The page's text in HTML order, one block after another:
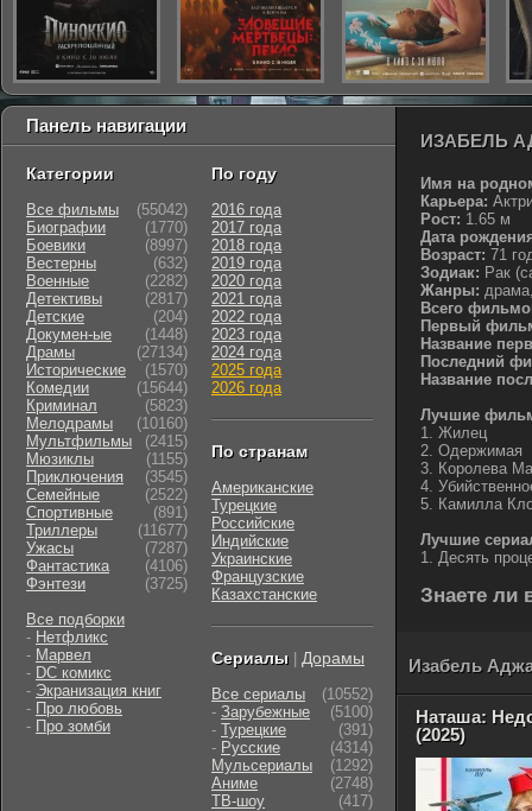
ИЗАБЕЛЬ
Имя на
Карьера:
Рост: 1.65 м
Дата
Возраст: 71
Зодиак: Рак
Жанры:
Всего
Первый
Название
Последний
Название
Лучшие
1. Жилец
2. Одержимая
3. Королева
4.
5. Камилла
Лучшие
1. Десять
Знаете ли
Изабель
Наташа:
(2025)
Панель навигации
Категории
Все фильмы
(55042)
Биографии
(1770)
Боевики
(8997)
Вестерны
(632)
Военные
(2282)
Детективы
(2817)
Детские
(204)
Докумен-ые
(1448)
Драмы
(27134)
Исторические
(1570)
Комедии
(15644)
Криминал
(5823)
Мелодрамы
(10160)
Мультфильмы
(2415)
Мюзиклы
(1155)
Приключения
(3545)
Семейные
(2522)
Cпортивные
(891)
Триллеры
(11677)
Ужасы
(7287)
Фантастика
(4106)
Фэнтези
(3725)
Все подборки
- Нетфликс
- Марвел
- DC комикс
- Экранизация книг
- Про любовь
- Про зомби
По году
2016 года
2017 года
2018 года
2019 года
2020 года
2021 года
2022 года
2023 года
2024 года
2025 года
2026 года
По странам
Американские
Турецкие
Российские
Индийские
Украинские
Французские
Казахстанские
Сериалы Дорамы
Все сериалы
(10552)
- Зарубежные
(5100)
- Турецкие
(391)
- Русские
(4314)
Мульсериалы
(1292)
Аниме
(2748)
ТВ-шоу
(417)